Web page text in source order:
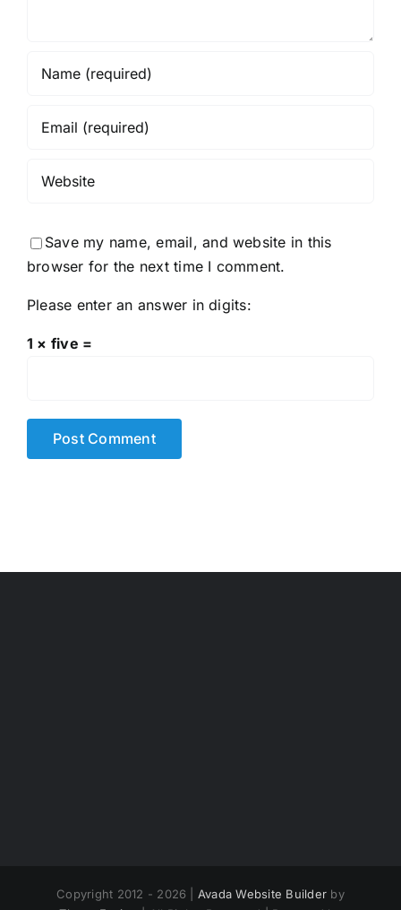
Save my name, email, and website in this
browser for the next time I comment.
Please enter an answer in digits:
1 × five =
Copyright 2012 - 2026 | Avada Website Builder by